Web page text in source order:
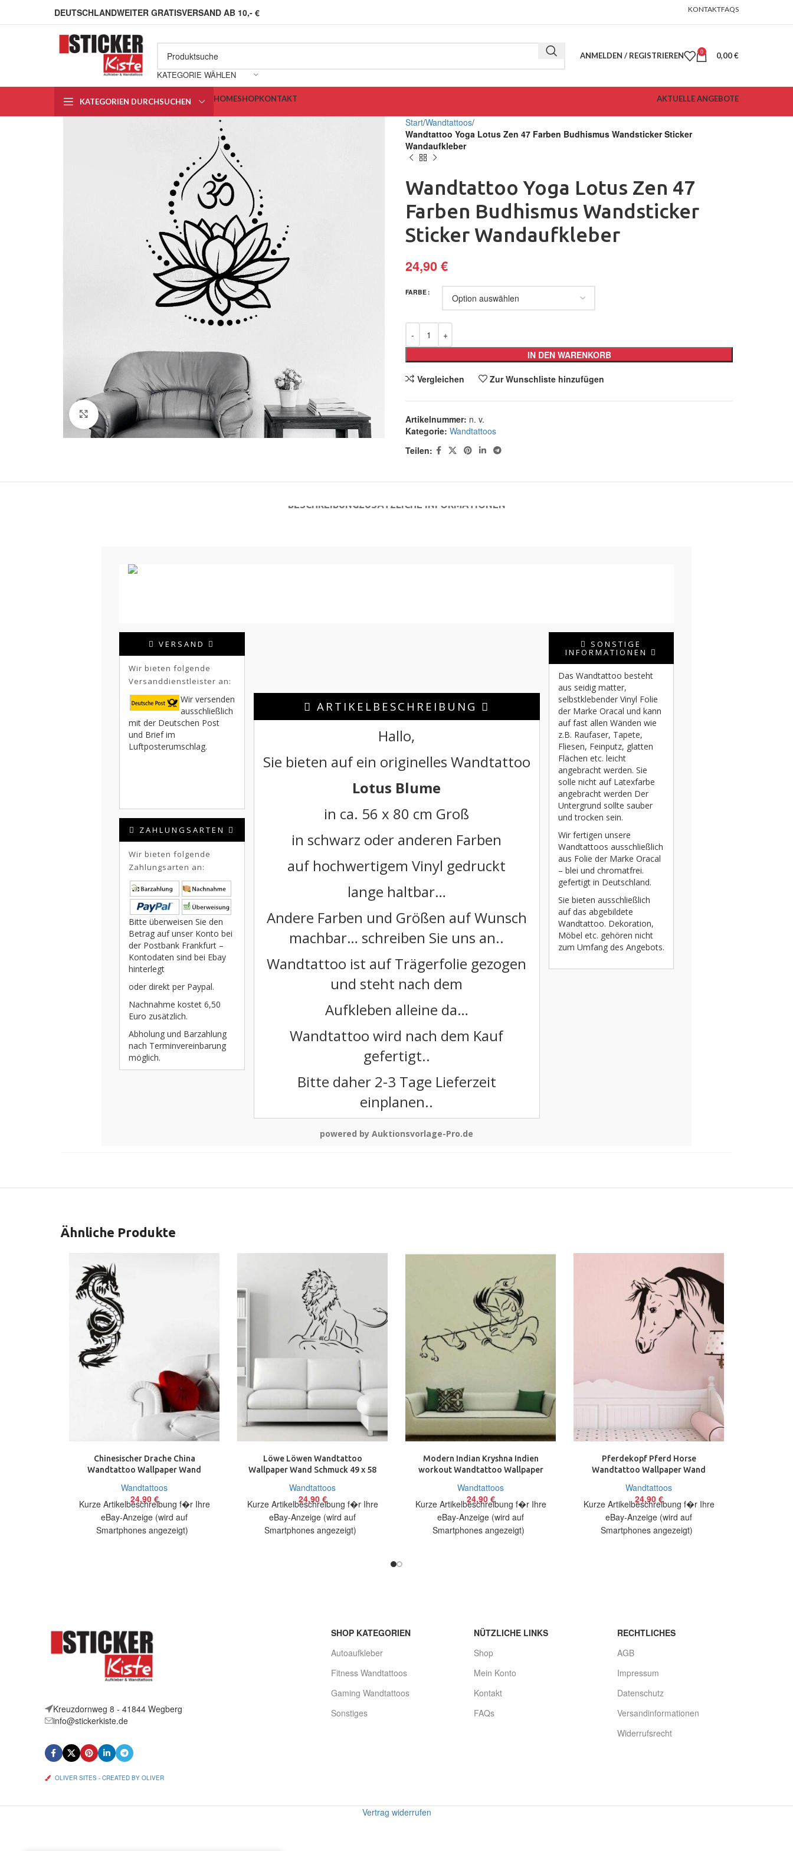
DEUTSCHLANDWEITER GRATISVERSAND AB 10,- € KONTAKTFAQS
KATEGORIE WÄHLEN
ANMELDEN / REGISTRIEREN 0 0,00€
KATEGORIEN DURCHSUCHEN HOMESHOPKONTAKT AKTUELLE ANGEBOTE
Klick zum Vergrößern
Start Wandtattoos
Wandtattoo Yoga Lotus Zen 47 Farben Budhismus Wandsticker Sticker
Wandaufkleber
Wandtattoo Yoga Lotus Zen 47
Farben Budhismus Wandsticker
Sticker Wandaufkleber
24,90€
FARBE
IN DEN WARENKORB
Vergleichen Zur Wunschliste hinzufügen
Artikelnummer: n. v.
Kategorie: Wandtattoos
Teilen:
BESCHREIBUNGZUSÄTZLICHE INFORMATIONEN
ARTIKELBESCHREIBUNG
Hallo,
Sie bieten auf ein originelles Wandtattoo
Lotus Blume
in ca. 56 x 80 cm Groß
in schwarz oder anderen Farben
auf hochwertigem Vinyl gedruckt
lange haltbar…
Andere Farben und Größen auf Wunsch
machbar… schreiben Sie uns an..
Wandtattoo ist auf Trägerfolie gezogen
und steht nach dem
Aufkleben alleine da…
Wandtattoo wird nach dem Kauf
gefertigt..
Bitte daher 2-3 Tage Lieferzeit
einplanen..
VERSAND
Wir bieten folgende
Versanddienstleister an:
Wir versenden
ausschließlich
mit der Deutschen Post
und Brief im
Luftposterumschlag.
ZAHLUNGSARTEN
Wir bieten folgende
Zahlungsarten an:
Bitte überweisen Sie den
Betrag auf unser Konto bei
der Postbank Frankfurt –
Kontodaten sind bei Ebay
hinterlegt
oder direkt per Paypal.
Nachnahme kostet 6,50
Euro zusätzlich.
Abholung und Barzahlung
nach Terminvereinbarung
möglich.
SONSTIGE
INFORMATIONEN
Das Wandtattoo besteht
aus seidig matter,
selbstklebender Vinyl Folie
der Marke Oracal und kann
auf fast allen Wänden wie
z.B. Raufaser, Tapete,
Fliesen, Feinputz, glatten
Flächen etc. leicht
angebracht werden. Sie
solle nicht auf Latexfarbe
angebracht werden Der
Untergrund sollte sauber
und trocken sein.
Wir fertigen unsere
Wandtattoos ausschließlich
aus Folie der Marke Oracal
– blei und chromatfrei.
gefertigt in Deutschland.
Sie bieten ausschließlich
auf das abgebildete
Wandtattoo. Dekoration,
Möbel etc. gehören nicht
zum Umfang des Angebots.
powered by Auktionsvorlage-Pro.de
Ähnliche Produkte
Chinesischer Drache China
Wandtattoo Wallpaper Wand
Wandtattoos
24,90 €
Kurze Artikelbeschreibung f�r Ihre
eBay-Anzeige (wird auf
Smartphones angezeigt)
Löwe Löwen Wandtattoo
Wallpaper Wand Schmuck 49 x 58
Wandtattoos
24,90 €
Kurze Artikelbeschreibung f�r Ihre
eBay-Anzeige (wird auf
Smartphones angezeigt)
Modern Indian Kryshna Indien
workout Wandtattoo Wallpaper
Wandtattoos
24,90 €
Kurze Artikelbeschreibung f�r Ihre
eBay-Anzeige (wird auf
Smartphones angezeigt)
Pferdekopf Pferd Horse
Wandtattoo Wallpaper Wand
Wandtattoos
24,90 €
Kurze Artikelbeschreibung f�r Ihre
eBay-Anzeige (wird auf
Smartphones angezeigt)
Kreuzdornweg 8 - 41844 Wegberg
info@stickerkiste.de
OLIVER SITES - CREATED BY OLIVER
SHOP KATEGORIEN
Autoaufkleber
Fitness Wandtattoos
Gaming Wandtattoos
Sonstiges
NÜTZLICHE LINKS
Shop
Mein Konto
Kontakt
FAQs
RECHTLICHES
AGB
Impressum
Datenschutz
Versandinformationen
Widerrufsrecht
Vertrag widerrufen